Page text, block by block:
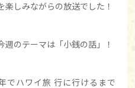
しみながらの放送でした！
のテーマは「小銭の話」！
でハワイ旅 行に行けるまで